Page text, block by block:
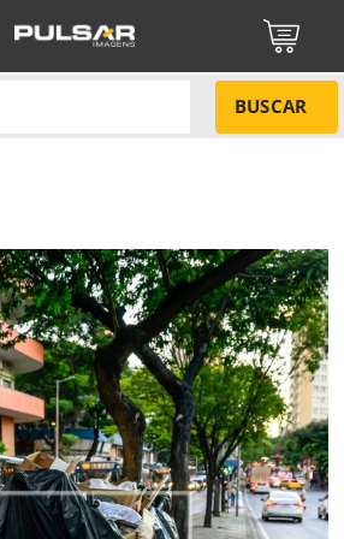
BUSCAR
ENVIAR
reCAPTCHA —Privacidade·Termos
NÃO
SIM
57,00
114,00
171,00